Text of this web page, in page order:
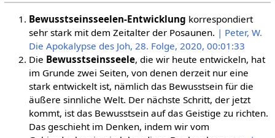
Bewusstseinsseelen-Entwicklung korrespondiert
sehr stark mit dem Zeitalter der Posaunen. | Peter, W.
Die Apokalypse des Joh, 28. Folge, 2020, 00:01:33
Die Bewusstseinsseele, die wir heute entwickeln, hat
im Grunde zwei Seiten, von denen derzeit nur eine
stark entwickelt ist, nämlich das Bewusstsein für die
äußere sinnliche Welt. Der nächste Schritt, der jetzt
kommt, ist das Bewusstsein auf das Geistige zu richten.
Das geschieht im Denken, indem wir vom